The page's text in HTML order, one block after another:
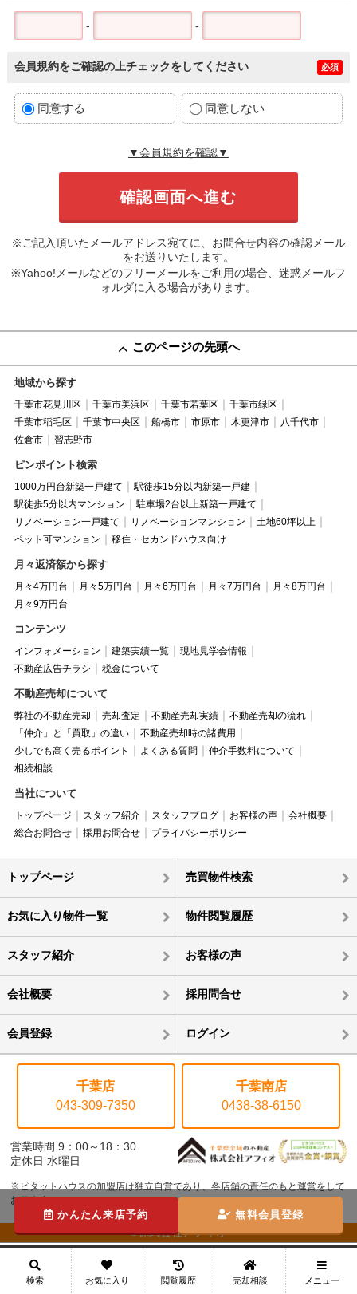
- -
会員規約をご確認の上チェックをしてください 必須
同意する 同意しない
▼会員規約を確認▼
※ご記入頂いたメールアドレス宛てに、お問合せ内容の確認メール
をお送りいたします。
※Yahoo!メールなどのフリーメールをご利用の場合、迷惑メールフ
ォルダに入る場合があります。
このページの先頭へ
地域から探す
千葉市花見川区 千葉市美浜区 千葉市若葉区
千葉市緑区
千葉市稲毛区
千葉市中央区 船橋市 市原市 木更津市
八千代市
佐倉市
習志野市
ピンポイント検索
1000万円台新築一戸建て
駅徒歩15分以内新築一戸建
駅徒歩5分以内マンション
駐車場2台以上新築一戸建て
リノベーション一戸建て
リノベーションマンション
土地60坪以上
ペット可マンション
移住・セカンドハウス向け
月々返済額から探す
月々4万円台 月々5万円台 月々6万円台 月々7万円台
月々8万円台
月々9万円台
コンテンツ
インフォメーション 建築実績一覧
現地見学会情報
不動産広告チラシ
税金について
不動産売却について
弊社の不動産売却 売却査定 不動産売却実績
不動産売却の流れ
「仲介」と「買取」の違い
不動産売却時の諸費用
少しでも高く売るポイント
よくある質問
仲介手数料について
相続相談
当社について
トップページ スタッフ紹介 スタッフブログ お客様の声
会社概要
総合お問合せ
採用お問合せ プライバシーポリシー
トップページ 売買物件検索
お気に入り物件一覧 物件閲覧履歴
スタッフ紹介 お客様の声
会社概要 採用問合せ
会員登録 ログイン
千葉店
043-309-7350
千葉南店
0438-38-6150
営業時間 9：00～18：30
定休日 水曜日
※ピタットハウスの加盟店は独立自営であり、各店舗の責任のもと運営をして
おります。
©株式会社アフィオ
かんたん来店予約 無料会員登録
検索 お気に入り 閲覧履歴 売却相談 メニュー